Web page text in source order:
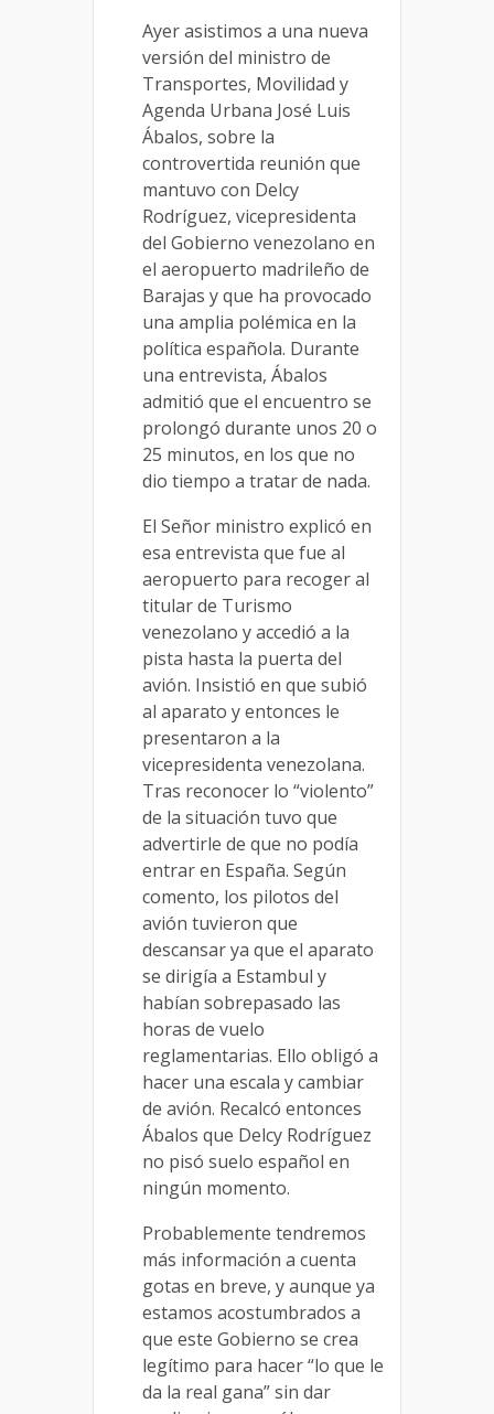
Ayer asistimos a una nueva
versión del ministro de
Transportes, Movilidad y
Agenda Urbana José Luis
Ábalos, sobre la
controvertida reunión que
mantuvo con Delcy
Rodríguez, vicepresidenta
del Gobierno venezolano en
el aeropuerto madrileño de
Barajas y que ha provocado
una amplia polémica en la
política española. Durante
una entrevista, Ábalos
admitió que el encuentro se
prolongó durante unos 20 o
25 minutos, en los que no
dio tiempo a tratar de nada.
El Señor ministro explicó en
esa entrevista que fue al
aeropuerto para recoger al
titular de Turismo
venezolano y accedió a la
pista hasta la puerta del
avión. Insistió en que subió
al aparato y entonces le
presentaron a la
vicepresidenta venezolana.
Tras reconocer lo “violento”
de la situación tuvo que
advertirle de que no podía
entrar en España. Según
comento, los pilotos del
avión tuvieron que
descansar ya que el aparato
se dirigía a Estambul y
habían sobrepasado las
horas de vuelo
reglamentarias. Ello obligó a
hacer una escala y cambiar
de avión. Recalcó entonces
Ábalos que Delcy Rodríguez
no pisó suelo español en
ningún momento.
Probablemente tendremos
más información a cuenta
gotas en breve, y aunque ya
estamos acostumbrados a
que este Gobierno se crea
legítimo para hacer “lo que le
da la real gana” sin dar